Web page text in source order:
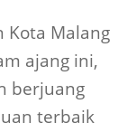
Kota Malang
ajang ini,
berjuang
terbaik